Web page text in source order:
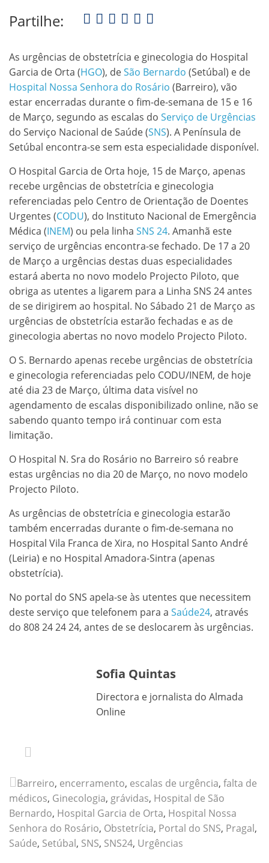
Partilhe:
As urgências de obstetrícia e ginecologia do Hospital
Garcia de Orta (HGO), deSão Bernardo (Setúbal) e de
Hospital Nossa Senhora do Rosário (Barreiro), vão
estar encerradas durante o fim-de-semana de 15 e 16
de Março, segundo as escalas do Serviço de Urgências
do Serviço Nacional de Saúde (SNS). A Península de
Setúbal encontra-se sem esta especialidade disponível.
O Hospital Garcia de Orta hoje, 15 de Março, apenas
recebe urgências de obstetrícia e ginecologia
referenciadas pelo Centro de Orientação de Doentes
Urgentes (CODU), do Instituto Nacional de Emergência
Médica (INEM) ou pela linha SNS 24. Amanhã este
serviço de urgências encontra-se fechado. De 17 a 20
de Março a urgências destas duas especialidades
estará aberta no novo modelo Projecto Piloto, que
obriga as utentes a ligarem para a Linha SNS 24 antes
de se dirigirem ao hospital. No Sábado 21 de Março as
urgências de obstetrícia estarão fechadas e as de
ginecologia abertas no novo modelo Projecto Piloto.
O S. Bernardo apenas recebe urgências de obstetrícia
e ginecologia referenciadas pelo CODU/INEM, de hoje
até dia 23 de Março, última data visível no
agendamento de escalas disponibilizado online, não se
sabendo quanto tempo irá continuar com esta
limitação.
O Hospital N. Sra do Rosário no Barreiro só reabre
estas urgências no dia 20 de Março, no novo modelo
Projecto Piloto.
As urgências de obstetrícia e ginecologia estarão
também encerradas durante o fim-de-semana no
Hospital Vila Franca de Xira, no Hospital Santo André
(Leiria) e no Hospital Amadora-Sintra (apenas
obstetrícia).
No portal do SNS apela-se às utentes que necessitem
deste serviço que telefonem para a Saúde24, através
do 808 24 24 24, antes de se deslocarem às urgências.
Sofia Quintas
Directora e jornalista do Almada
Online
Barreiro, encerramento, escalas de urgência, falta de
médicos, Ginecologia, grávidas, Hospital de São
Bernardo, Hospital Garcia de Orta, Hospital Nossa
Senhora do Rosário, Obstetrícia, Portal do SNS, Pragal,
Saúde, Setúbal, SNS, SNS24, Urgências